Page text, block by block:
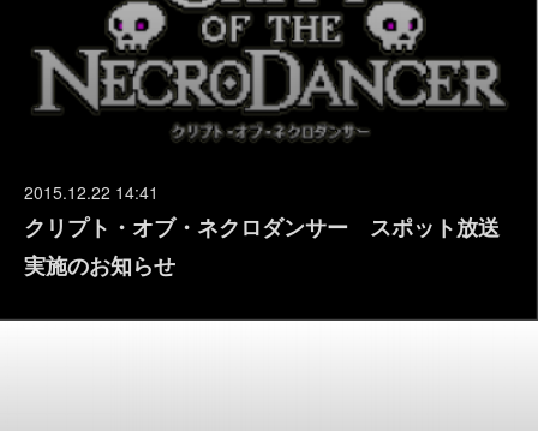
2015.12.22 14:41
クリプト・オブ・ネクロダンサー スポット放送
実施のお知らせ